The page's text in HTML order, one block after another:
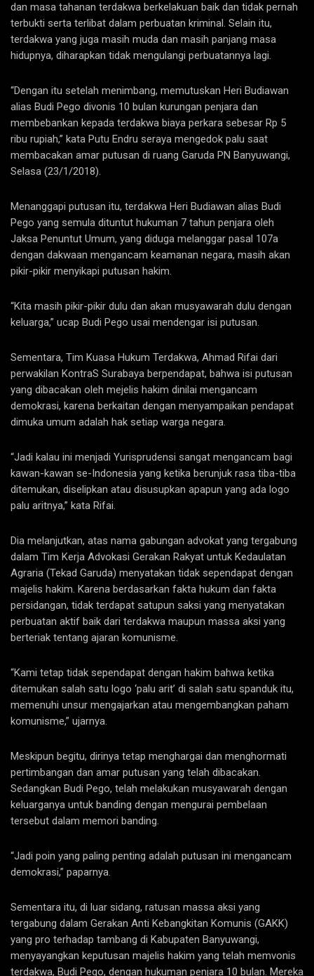
dan masa tahanan terdakwa berkelakuan baik dan tidak pernah
terbukti serta terlibat dalam perbuatan kriminal. Selain itu,
terdakwa yang juga masih muda dan masih panjang masa
hidupnya, diharapkan tidak mengulangi perbuatannya lagi.
“Dengan itu setelah menimbang, memutuskan Heri Budiawan
alias Budi Pego divonis 10 bulan kurungan penjara dan
membebankan kepada terdakwa biaya perkara sebesar Rp 5
ribu rupiah,” kata Putu Endru seraya mengedok palu saat
membacakan amar putusan di ruang Garuda PN Banyuwangi,
Selasa (23/1/2018).
Menanggapi putusan itu, terdakwa Heri Budiawan alias Budi
Pego yang semula dituntut hukuman 7 tahun penjara oleh
Jaksa Penuntut Umum, yang diduga melanggar pasal 107a
dengan dakwaan mengancam keamanan negara, masih akan
pikir-pikir menyikapi putusan hakim.
“Kita masih pikir-pikir dulu dan akan musyawarah dulu dengan
keluarga,” ucap Budi Pego usai mendengar isi putusan.
Sementara, Tim Kuasa Hukum Terdakwa, Ahmad Rifai dari
perwakilan KontraS Surabaya berpendapat, bahwa isi putusan
yang dibacakan oleh mejelis hakim dinilai mengancam
demokrasi, karena berkaitan dengan menyampaikan pendapat
dimuka umum adalah hak setiap warga negara.
“Jadi kalau ini menjadi Yurisprudensi sangat mengancam bagi
kawan-kawan se-Indonesia yang ketika berunjuk rasa tiba-tiba
ditemukan, diselipkan atau disusupkan apapun yang ada logo
palu aritnya,” kata Rifai.
Dia melanjutkan, atas nama gabungan advokat yang tergabung
dalam Tim Kerja Advokasi Gerakan Rakyat untuk Kedaulatan
Agraria (Tekad Garuda) menyatakan tidak sependapat dengan
majelis hakim. Karena berdasarkan fakta hukum dan fakta
persidangan, tidak terdapat satupun saksi yang menyatakan
perbuatan aktif baik dari terdakwa maupun massa aksi yang
berteriak tentang ajaran komunisme.
“Kami tetap tidak sependapat dengan hakim bahwa ketika
ditemukan salah satu logo ‘palu arit’ di salah satu spanduk itu,
memenuhi unsur mengajarkan atau mengembangkan paham
komunisme,” ujarnya.
Meskipun begitu, dirinya tetap menghargai dan menghormati
pertimbangan dan amar putusan yang telah dibacakan.
Sedangkan Budi Pego, telah melakukan musyawarah dengan
keluarganya untuk banding dengan mengurai pembelaan
tersebut dalam memori banding.
“Jadi poin yang paling penting adalah putusan ini mengancam
demokrasi,” paparnya.
Sementara itu, di luar sidang, ratusan massa aksi yang
tergabung dalam Gerakan Anti Kebangkitan Komunis (GAKK)
yang pro terhadap tambang di Kabupaten Banyuwangi,
menyayangkan keputusan majelis hakim yang telah memvonis
terdakwa, Budi Pego, dengan hukuman penjara 10 bulan. Mereka